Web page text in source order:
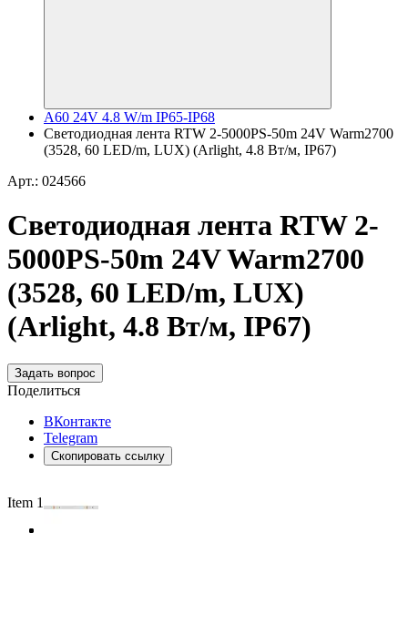
A60 24V 4.8 W/m IP65-IP68
Светодиодная лента RTW 2-5000PS-50m 24V Warm2700
(3528, 60 LED/m, LUX) (Arlight, 4.8 Вт/м, IP67)
Арт.: 024566
Светодиодная лента RTW 2-
5000PS-50m 24V Warm2700
(3528, 60 LED/m, LUX)
(Arlight, 4.8 Вт/м, IP67)
Задать вопрос
Поделиться
ВКонтакте
Telegram
Скопировать ссылку
Item 1 of 3